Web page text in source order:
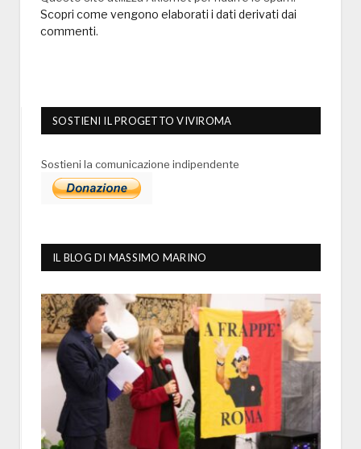
Scopri come vengono elaborati i dati derivati dai
commenti.
SOSTIENI IL PROGETTO VIVIROMA
Sostieni la comunicazione indipendente
IL BLOG DI MASSIMO MARINO